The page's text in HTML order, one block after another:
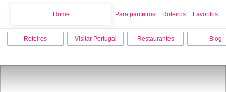
Home Para parceiros Roteiros Favoritos
Roteiros Visitar Portugal Restaurantes Blog